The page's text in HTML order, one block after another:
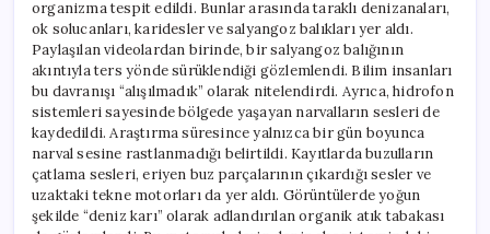
organizma tespit edildi. Bunlar arasında taraklı denizanaları,
ok solucanları, karidesler ve salyangoz balıkları yer aldı.
Paylaşılan videolardan birinde, bir salyangoz balığının
akıntıyla ters yönde sürüklendiği gözlemlendi. Bilim insanları
bu davranışı “alışılmadık” olarak nitelendirdi. Ayrıca, hidrofon
sistemleri sayesinde bölgede yaşayan narvalların sesleri de
kaydedildi. Araştırma süresince yalnızca bir gün boyunca
narval sesine rastlanmadığı belirtildi. Kayıtlarda buzulların
çatlama sesleri, eriyen buz parçalarının çıkardığı sesler ve
uzaktaki tekne motorları da yer aldı. Görüntülerde yoğun
şekilde “deniz karı” olarak adlandırılan organik atık tabakası